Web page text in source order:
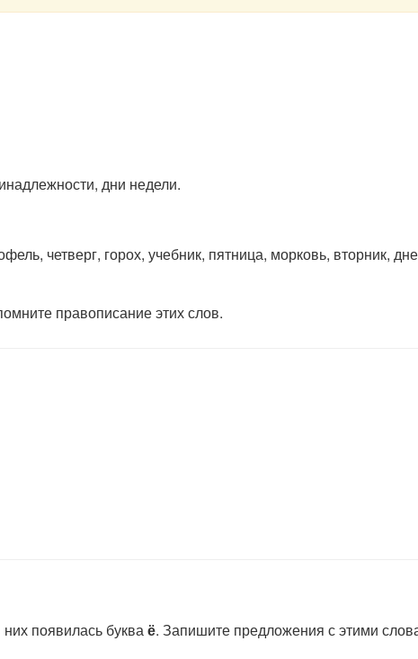
дни недели.
четверг, горох, учебник, пятница, морковь, вторник,
правописание этих слов.
появилась букваё. Запишите предложения с этими